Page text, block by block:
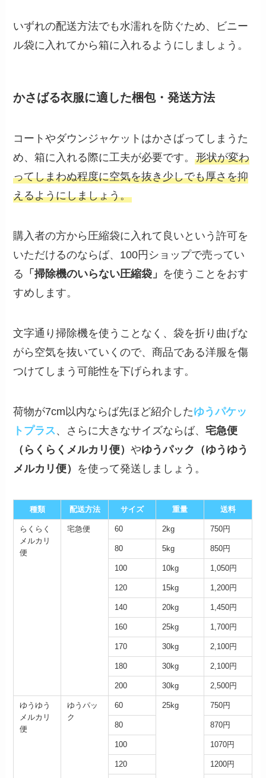
いずれの配送方法でも水濡れを防ぐため、ビニー
ル袋に入れてから箱に入れるようにしましょう。
かさばる衣服に適した梱包・発送方法
コートやダウンジャケットはかさばってしまうた
め、箱に入れる際に工夫が必要です。形状が変わ
ってしまわぬ程度に空気を抜き少しでも厚さを抑
えるようにしましょう。
購入者の方から圧縮袋に入れて良いという許可を
いただけるのならば、100円ショップで売ってい
る 「掃除機のいらない圧縮袋」 を使うことをおす
すめします。
文字通り掃除機を使うことなく、袋を折り曲げな
がら空気を抜いていくので、商品である洋服を傷
つけてしまう可能性を下げられます。
荷物が7cm以内ならば先ほど紹介したゆうパケッ
トプラス 、さらに大きなサイズならば、宅急便
（らくらくメルカリ便）やゆうパック（ゆうゆう
メルカリ便） を使って発送しましょう。
種類 配送方法 サイズ 重量 送料
らくらく
メルカリ
便
宅急便 60 2kg 750円
80 5kg 850円
100 10kg 1,050円
120 15kg 1,200円
140 20kg 1,450円
160 25kg 1,700円
170 30kg 2,100円
180 30kg 2,100円
200 30kg 2,500円
ゆうゆう
メルカリ
便
ゆうパッ
ク
60 25kg 750円
80 870円
100 1070円
120 1200円